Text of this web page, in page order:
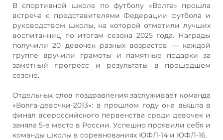
В спортивной школе по футболу «Волга» прошла
встреча с представителями Федерации футбола и
руководством школы, на которой отметили лучших
воспитанниц по итогам сезона 2025 года. Награды
получили 20 девочек разных возрастов — каждой
группе вручили грамоты и памятные подарки за
заметный прогресс и результаты в прошедшем
сезоне.
Отдельных слов поздравления заслуживает команда
«Волга-девочки-2013»: в прошлом году она вышла в
финал всероссийского первенства среди девочек и
заняла 5-е место в России. Успешно проявили себя и
команды школы в соревнованиях ЮФЛ‑14 и ЮФЛ‑16.